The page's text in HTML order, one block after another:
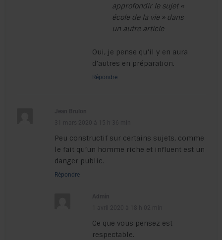
approfondir le sujet «
école de la vie » dans
un autre article
Oui, je pense qu’il y en aura
d’autres en préparation.
Répondre
Peu constructif sur certains sujets, comme
le fait qu’un homme riche et influent est un
danger public.
Répondre
Ce que vous pensez est
respectable.